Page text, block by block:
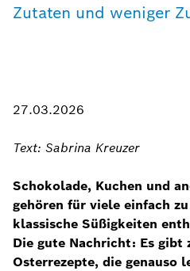
Zutaten und weniger
27.03.2026
Text: Sabrina Kreuzer
Schokolade, Kuchen und
gehören für viele einfach
klassische Süßigkeiten
Die gute Nachricht: Es gibt
Osterrezepte, die genauso